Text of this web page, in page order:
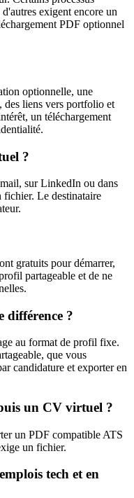
exigent encore un
PDF optionnel
optionnelle, une
des liens vers portfolio et
un téléchargement
?
sur LinkedIn ou dans
Le destinataire
gratuits pour démarrer,
partageable et de ne
différence ?
au format de profil fixe.
que vous
candidature et exporter en
un CV virtuel ?
un PDF compatible ATS
un fichier.
tech et en